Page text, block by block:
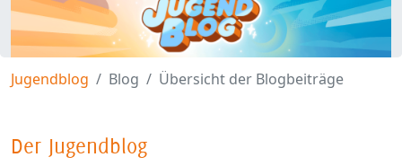
Jugendblog Blog Übersicht der Blogbeiträge
Der Jugendblog